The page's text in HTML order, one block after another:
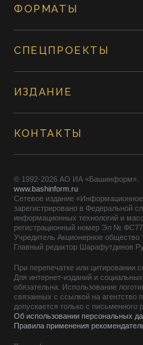
ФОРМАТЫ
СПЕЦПРОЕКТЫ
ИЗДАНИЕ
КОНТАКТЫ
© 1992-2026 АО ИА «Башинформ».
www.bashinform.ru
Сетевое издание
зарегистрировано в Федеральной
информационных технологий и
регистрационный номер Эл №
Учредитель Акционерное
Главный редактор Шарафутдинов
При перепечатке или цитировании
Для интернет-изданий и
обязательна. Использование
связанных с ссылкой на агентство
допускается только с
Об использовании персональных
Правила применения